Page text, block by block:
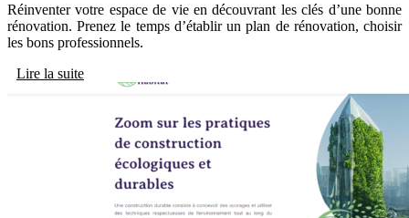
Réinventer votre espace de vie en découvrant les clés d’une bonne
rénovation. Prenez le temps d’établir un plan de rénovation, choisir
les bons professionnels.
Lire la suite